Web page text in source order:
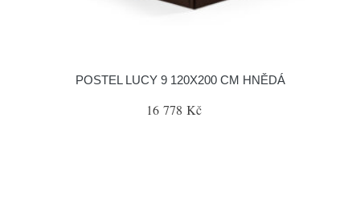
POSTEL LUCY 9 120X200 CM HNĚDÁ
16 778 Kč